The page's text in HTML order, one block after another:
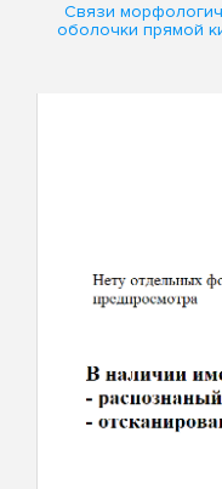
Связи
оболочки прямой